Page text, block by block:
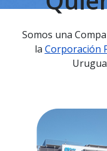
Somos una
la Corporación